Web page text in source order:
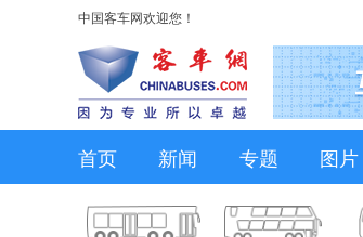
中国客车网欢迎您！
首页 新闻 专题 图片